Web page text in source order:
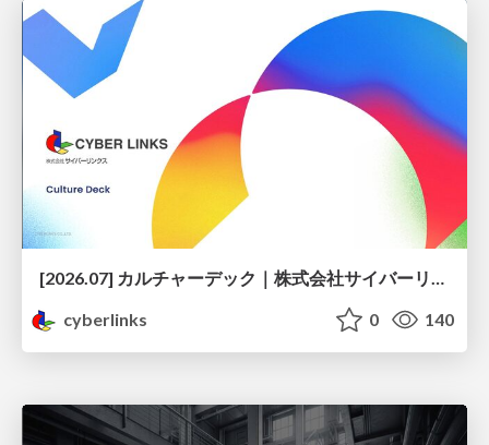
[2026.07] カルチャーデック｜株式会社サイバーリンクス
cyberlinks
0 140